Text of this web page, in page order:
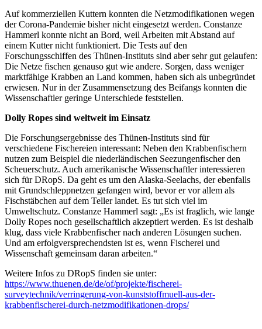
Auf kommerziellen Kuttern konnten die Netzmodifikationen wegen
der Corona-Pandemie bisher nicht eingesetzt werden. Constanze
Hammerl konnte nicht an Bord, weil Arbeiten mit Abstand auf
einem Kutter nicht funktioniert. Die Tests auf den
Forschungsschiffen des Thünen-Instituts sind aber sehr gut gelaufen:
Die Netze fischen genauso gut wie andere. Sorgen, dass weniger
marktfähige Krabben an Land kommen, haben sich als unbegründet
erwiesen. Nur in der Zusammensetzung des Beifangs konnten die
Wissenschaftler geringe Unterschiede feststellen.
Dolly Ropes sind weltweit im Einsatz
Die Forschungsergebnisse des Thünen-Instituts sind für
verschiedene Fischereien interessant: Neben den Krabbenfischern
nutzen zum Beispiel die niederländischen Seezungenfischer den
Scheuerschutz. Auch amerikanische Wissenschaftler interessieren
sich für DRopS. Da geht es um den Alaska-Seelachs, der ebenfalls
mit Grundschleppnetzen gefangen wird, bevor er vor allem als
Fischstäbchen auf dem Teller landet. Es tut sich viel im
Umweltschutz. Constanze Hammerl sagt: „Es ist fraglich, wie lange
Dolly Ropes noch gesellschaftlich akzeptiert werden. Es ist deshalb
klug, dass viele Krabbenfischer nach anderen Lösungen suchen.
Und am erfolgversprechendsten ist es, wenn Fischerei und
Wissenschaft gemeinsam daran arbeiten.“
Weitere Infos zu DRopS finden sie unter:
https://www.thuenen.de/de/of/projekte/fischerei-
surveytechnik/verringerung-von-kunststoffmuell-aus-der-
krabbenfischerei-durch-netzmodifikationen-drops/